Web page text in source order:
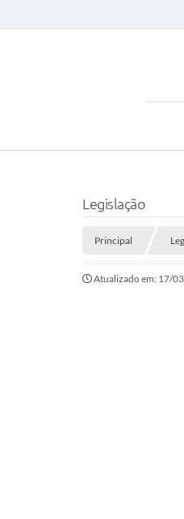
Legislação
Principal
Atualizado em: 17/